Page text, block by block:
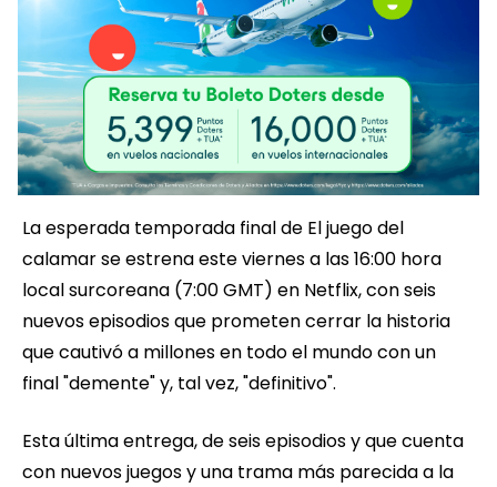
La esperada temporada final de El juego del
calamar se estrena este viernes a las 16:00 hora
local surcoreana (7:00 GMT) en Netflix, con seis
nuevos episodios que prometen cerrar la historia
que cautivó a millones en todo el mundo con un
final "demente" y, tal vez, "definitivo".
Esta última entrega, de seis episodios y que cuenta
con nuevos juegos y una trama más parecida a la